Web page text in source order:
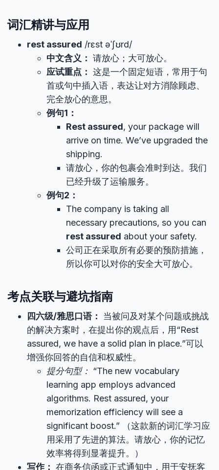
词汇精讲与应用
rest assured /rɛst əˈʃʊrd/
中文含义： 请放心；大可放心。
应试重点： 这是一个固定短语，常用于句
首或句中插入语，表达让对方消除顾虑、
完全放心的意思。
例句1：
Rest assured, your package will
arrive on time. We’ve upgraded the
shipping.
请放心，你的包裹会准时到达。我们
已经升级了运输服务。
例句2：
The company is taking all
necessary precautions, so you can
rest assured about your safety.
公司正在采取所有必要的预防措施，
所以你可以对你的安全大可放心。
考点关联与避坑指南
四六级/雅思口语：
当被问及对某个问题或挑战
的解决方案时，在提出你的观点后，用“Rest
assured, we have a solid plan in place.”可以
增强你回答的自信和权威性。
提分句型： “The new vocabulary
learning app employs advanced
algorithms. Rest assured, your
memorization efficiency will see a
significant boost.” （这款新的词汇学习应
用采用了先进的算法。请放心，你的记忆
效率将得到显著提升。）
写作： 在商务信函或正式通知中，用于安抚客